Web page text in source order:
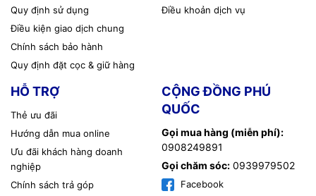
Quy định sử dụng
Điều kiện giao dịch chung
Chính sách bảo hành
Quy định đặt cọc & giữ hàng
Điều khoản dịch vụ
HỖ TRỢ
Thẻ ưu đãi
Hướng dẫn mua online
Ưu đãi khách hàng doanh
nghiệp
Chính sách trả góp
CỘNG ĐỒNG PHÚ
QUỐC
Gọi mua hàng (miễn phí):
0908249891
Gọi chăm sóc: 0939979502
Facebook